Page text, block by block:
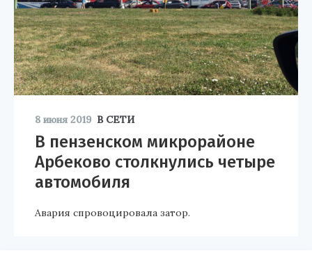
8 июня 2019 В СЕТИ
В пензенском микрорайоне
Арбеково столкнулись четыре
автомобиля
Авария спровоцировала затор.